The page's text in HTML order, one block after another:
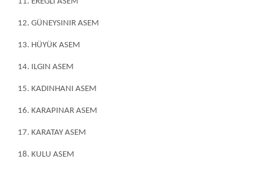
20. MERAM ASEM
21. MÜMİNE ASEM
22. SARAYÖNÜ ASEM
23. SELÇUKLU ASEM
24. SEYDİŞEHİR ASEM
25. TUZLUKÇU ASEM
26. YALIHÜYÜK KOMEK-ASEM